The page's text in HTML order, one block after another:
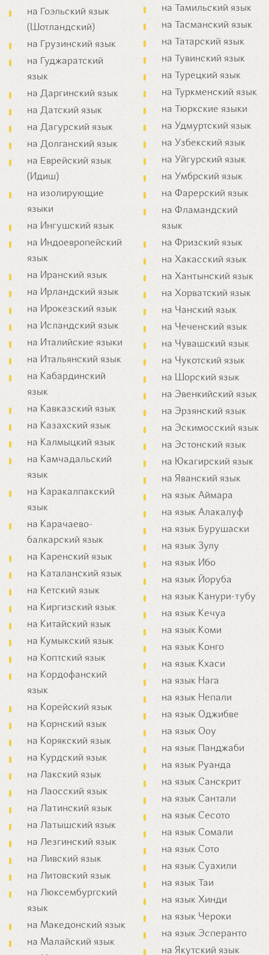
на Гоэльский язык
(Шотландский)
на Грузинский язык
на Гуджаратский
язык
на Даргинский язык
на Датский язык
на Дагурский язык
на Долганский язык
на Еврейский язык
(Идиш)
на изолирующие
языки
на Ингушский язык
на Индоевропейский
язык
на Иранский язык
на Ирландский язык
на Ирокезский язык
на Исландский язык
на Италийские языки
на Итальянский язык
на Кабардинский
язык
на Кавказский язык
на Казахский язык
на Калмыцкий язык
на Камчадальский
язык
на Каракалпакский
язык
на Карачаево-
балкарский язык
на Каренский язык
на Каталанский язык
на Кетский язык
на Киргизский язык
на Китайский язык
на Кумыкский язык
на Коптский язык
на Кордофанский
язык
на Корейский язык
на Корнский язык
на Корякский язык
на Курдский язык
на Лакский язык
на Лаосский язык
на Латинский язык
на Латышский язык
на Лезгинский язык
на Ливский язык
на Литовский язык
на Люксембургский
язык
на Македонский язык
на Малайский язык
на Тамильский язык
на Тасманский язык
на Татарский язык
на Тувинский язык
на Турецкий язык
на Туркменский язык
на Тюркские языки
на Удмуртский язык
на Узбекский язык
на Уйгурский язык
на Умбрский язык
на Фарерский язык
на Фламандский
язык
на Фризский язык
на Хакасский язык
на Хантынский язык
на Хорватский язык
на Чанский язык
на Чеченский язык
на Чувашский язык
на Чукотский язык
на Шорский язык
на Эвенкийский язык
на Эрзянский язык
на Эскимосский язык
на Эстонский язык
на Юкагирский язык
на Яванский язык
на язык Аймара
на язык Алакалуф
на язык Бурушаски
на язык Зулу
на язык Ибо
на язык Йоруба
на язык Канури-тубу
на язык Кечуа
на язык Коми
на язык Конго
на язык Кхаси
на язык Нага
на язык Непали
на язык Оджибве
на язык Ооу
на язык Панджаби
на язык Руанда
на язык Санскрит
на язык Сантали
на язык Сесото
на язык Сомали
на язык Сото
на язык Суахили
на язык Таи
на язык Хинди
на язык Чероки
на язык Эсперанто
на Якутский язык